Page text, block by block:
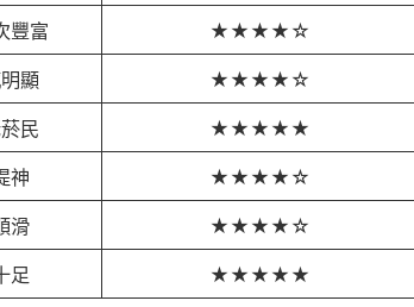
豐富 ★★★★☆
顯 ★★★★☆
民 ★★★★★
神 ★★★★☆
滑 ★★★★☆
足 ★★★★★